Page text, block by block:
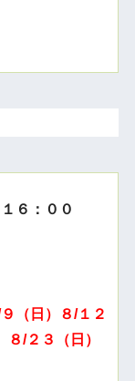
６：００
（日）８/１２
/２３（日）